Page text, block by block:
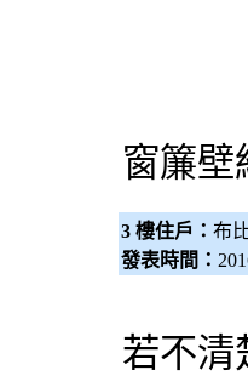
窗簾壁
3 樓住戶： 布
發表時間：
若不清